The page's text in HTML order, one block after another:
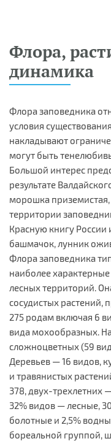
Флора,
динамика
Флора заповедника
условия
накладывают
могут быть
Большой интерес
результате
морошка
территории
Красную книгу России
башмачок, лунник
Флора заповедника
наиболее
лесных территорий.
сосудистых растений,
275 родам включая 6
вида мохообразных.
сложноцветных (59
Деревьев — 16 видов,
и травянистых
378, двух-трехлетних
32% видов — лесные,
болотные и 2,5%
бореальной группой,